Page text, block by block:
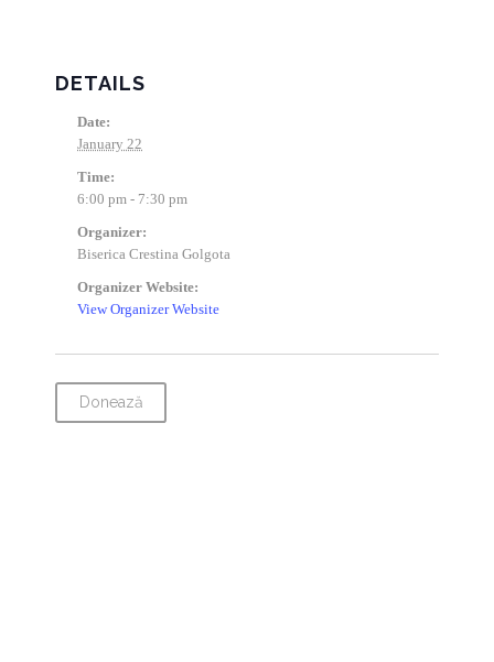
DETAILS
Date:
January 22
Time:
6:00 pm - 7:30 pm
Organizer:
Biserica Crestina Golgota
Organizer Website:
View Organizer Website
Donează